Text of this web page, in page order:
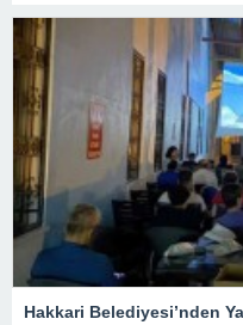
Hakkari Belediyesi’nden